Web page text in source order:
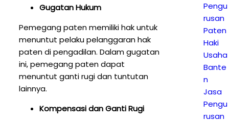
Gugatan Hukum
Pemegang paten memiliki hak untuk
menuntut pelaku pelanggaran hak
paten di pengadilan. Dalam gugatan
ini, pemegang paten dapat
menuntut ganti rugi dan tuntutan
lainnya.
Kompensasi dan Ganti Rugi
Pengu
rusan
Paten
Haki
Usaha
Bante
n
Jasa
Pengu
rusan